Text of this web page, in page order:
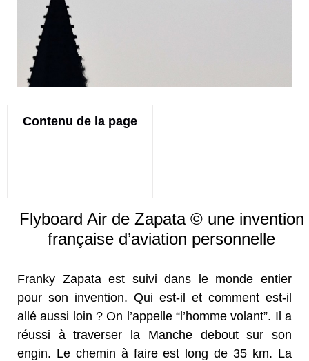
Contenu de la page
Flyboard Air de Zapata © une invention
française d’aviation personnelle
Franky Zapata est suivi dans le monde entier
pour son invention. Qui est-il et comment est-il
allé aussi loin ? On l’appelle “l’homme volant”. Il a
réussi à traverser la Manche debout sur son
engin. Le chemin à faire est long de 35 km. La